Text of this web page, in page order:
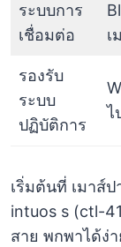
ระบบการ
เชื่อมต่อ
เ
รองรับ
ระบบ
ปฏิบัติการ
ไ
เริ่มต้นที่ เมาส์
intuos s (ctl-
สาย พกพาได้ง่